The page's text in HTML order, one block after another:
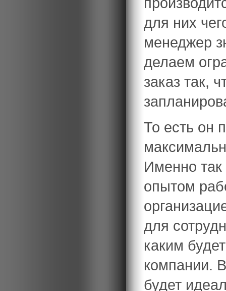
для них
менеджер
делаем
заказ так,
То есть он
Именно
опытом
для
каким
компании.
будет